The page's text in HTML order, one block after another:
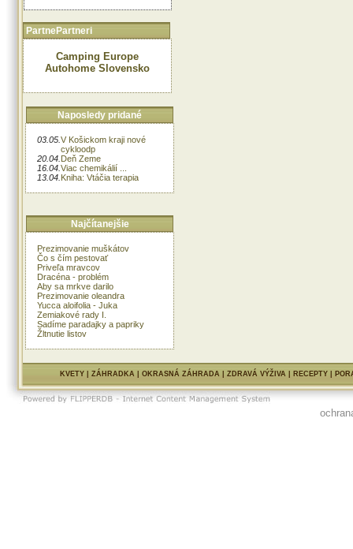
PartnePartneri
Camping Europe
Autohome Slovensko
Naposledy pridané
03.05. V Košickom kraji nové
cykloodp
20.04. Deň Zeme
16.04. Viac chemikálií ...
13.04. Kniha: Vtáčia terapia
Najčítanejšie
Prezimovanie muškátov
Čo s čím pestovať
Priveľa mravcov
Dracéna - problém
Aby sa mrkve darilo
Prezimovanie oleandra
Yucca aloifolia - Juka
Zemiakové rady I.
Sadíme paradajky a papriky
Žltnutie listov
KVETY| ZÁHRADKA| OKRASNÁ ZÁHRADA| ZDRAVÁ VÝŽIVA| RECEPTY|